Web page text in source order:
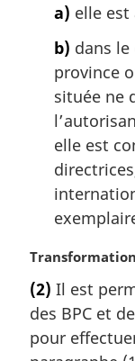
a) elle est
b) dans
province
située ne
elle est
N
t
e
m
a
(2) Il est
des BPC et
pour